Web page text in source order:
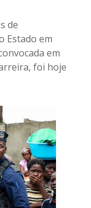
de
Estado em
em
foi hoje